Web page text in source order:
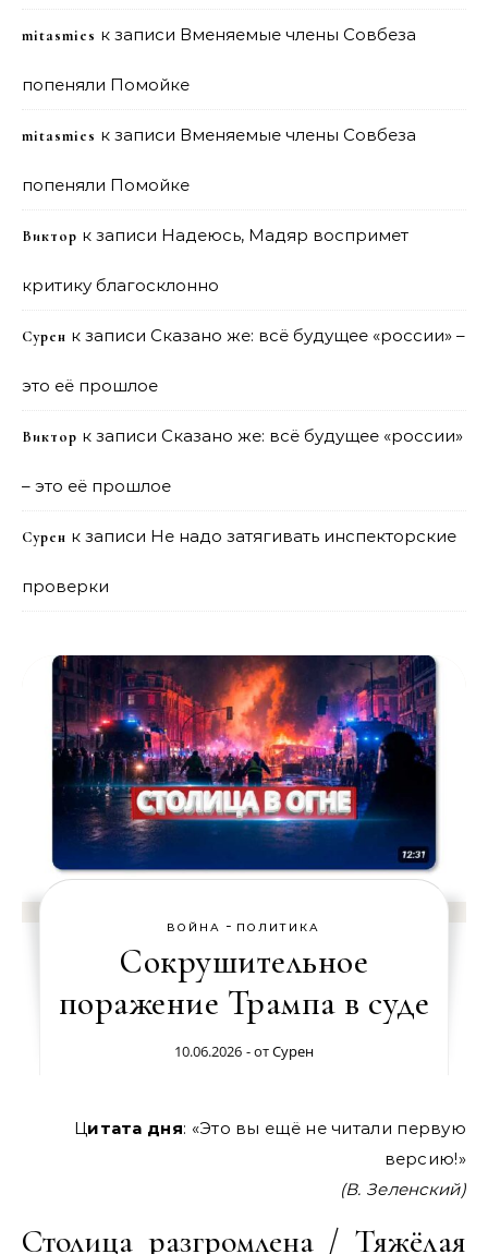
mitasmies к записи Вменяемые члены Совбеза
попеняли Помойке
mitasmies к записи Вменяемые члены Совбеза
попеняли Помойке
Виктор к записи Надеюсь, Мадяр воспримет
критику благосклонно
Сурен к записи Сказано же: всё будущее «россии» –
это её прошлое
Виктор к записи Сказано же: всё будущее «россии»
– это её прошлое
Сурен к записи Не надо затягивать инспекторские
проверки
ВОЙНА - ПОЛИТИКА
Сокрушительное
поражение Трампа в суде
10.06.2026 - отСурен
Цитата дня: «Это вы ещё не читали первую
версию!»
(В. Зеленский)
Столица разгромлена / Тяжёлая